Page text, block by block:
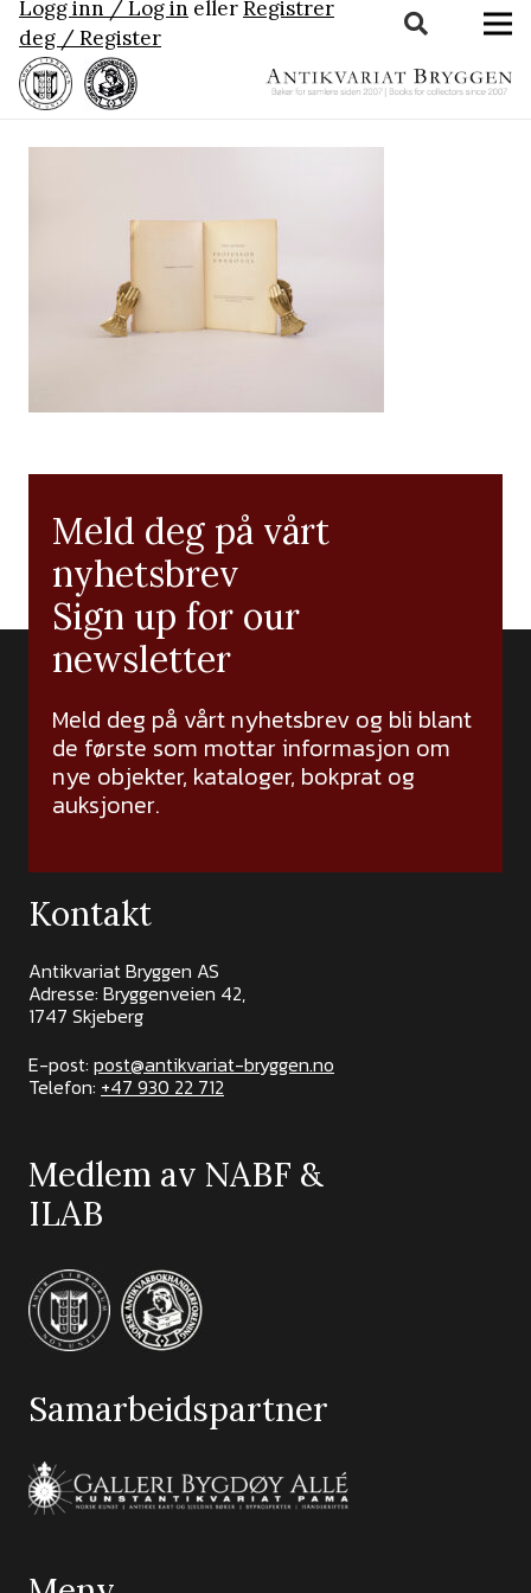
Logg inn / Log in ellerRegistrer
deg / Register
Meld deg på vårt
nyhetsbrev
Sign up for our
newsletter
Meld deg på vårt nyhetsbrev og bli blant
de første som mottar informasjon om
nye objekter, kataloger, bokprat og
auksjoner.
Kontakt
Antikvariat Bryggen AS
Adresse: Bryggenveien 42,
1747 Skjeberg
E-post: post@antikvariat-bryggen.no
Telefon: +47 930 22 712
Medlem av NABF &
ILAB
Samarbeidspartner